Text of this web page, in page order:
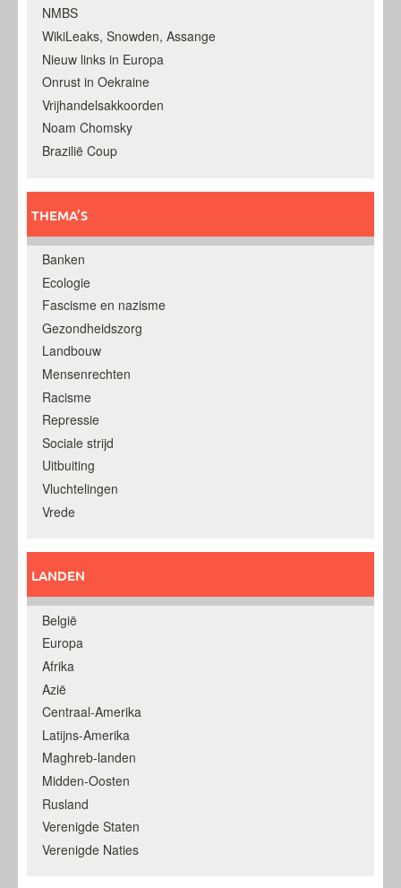
NMBS
WikiLeaks, Snowden, Assange
Nieuw links in Europa
Onrust in Oekraine
Vrijhandelsakkoorden
Noam Chomsky
Brazilië Coup
THEMA’S
Banken
Ecologie
Fascisme en nazisme
Gezondheidszorg
Landbouw
Mensenrechten
Racisme
Repressie
Sociale strijd
Uitbuiting
Vluchtelingen
Vrede
LANDEN
België
Europa
Afrika
Azië
Centraal-Amerika
Latijns-Amerika
Maghreb-landen
Midden-Oosten
Rusland
Verenigde Staten
Verenigde Naties